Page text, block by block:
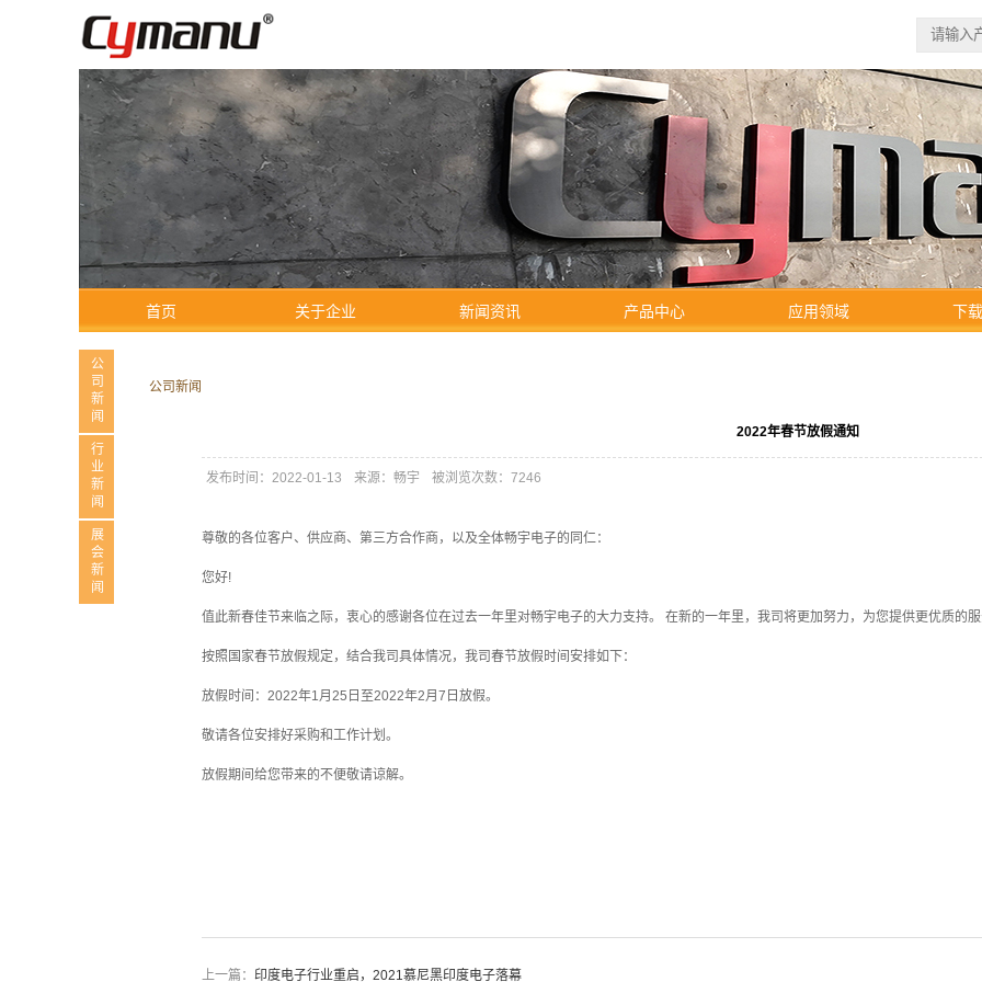
首页 关于企业 新闻资讯 产品中心 应用领域 下
公司新闻
行业新闻
展会新闻
公司新闻
2022年春节放假通知
发布时间：2022-01-13 来源：畅宇 被浏览次数：7246
尊敬的各位客户、供应商、第三方合作商，以及全体畅宇电子的同仁：
您好!
值此新春佳节来临之际，衷心的感谢各位在过去一年里对畅宇电子的大力支持。 在新的一年里，我司将更加努力，为您提供更优质的
按照国家春节放假规定，结合我司具体情况，我司春节放假时间安排如下：
放假时间：2022年1月25日至2022年2月7日放假。
敬请各位安排好采购和工作计划。
放假期间给您带来的不便敬请谅解。
上一篇： 印度电子行业重启，2021慕尼黑印度电子落幕